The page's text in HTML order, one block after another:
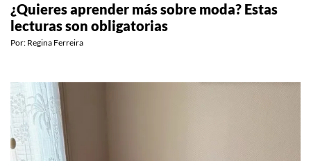
¿Quieres aprender más sobre moda? Estas
lecturas son obligatorias
Por: Regina Ferreira